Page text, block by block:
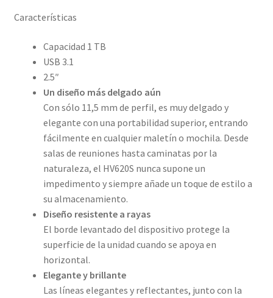
Características
Capacidad 1 TB
USB 3.1
2.5″
Un diseño más delgado aún
Con sólo 11,5 mm de perfil, es muy delgado y
elegante con una portabilidad superior, entrando
fácilmente en cualquier maletín o mochila. Desde
salas de reuniones hasta caminatas por la
naturaleza, el HV620S nunca supone un
impedimento y siempre añade un toque de estilo a
su almacenamiento.
Diseño resistente a rayas
El borde levantado del dispositivo protege la
superficie de la unidad cuando se apoya en
horizontal.
Elegante y brillante
Las líneas elegantes y reflectantes, junto con la